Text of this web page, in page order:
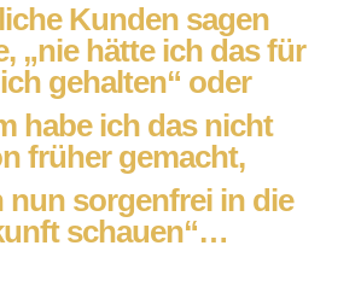
Kunden sagen
„nie hätte ich das für
gehalten“ oder
habe ich das nicht
früher gemacht,
nun sorgenfrei in die
schauen“…